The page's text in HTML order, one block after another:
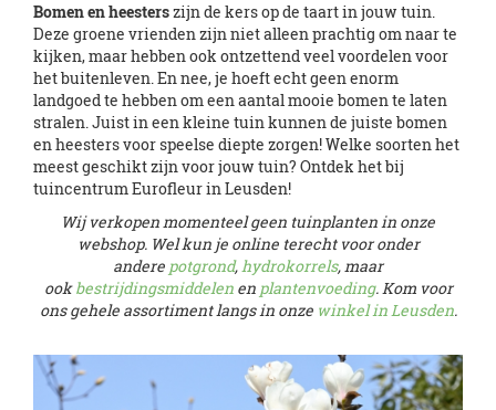
Bomen en heesterszijn de kers op de taart in jouw tuin.
Deze groene vrienden zijn niet alleen prachtig om naar te
kijken, maar hebben ook ontzettend veel voordelen voor
het buitenleven. En nee, je hoeft echt geen enorm
landgoed te hebben om een aantal mooie bomen te laten
stralen. Juist in een kleine tuin kunnen de juiste bomen
en heesters voor speelse diepte zorgen! Welke soorten het
meest geschikt zijn voor jouw tuin? Ontdek het bij
tuincentrum Eurofleur in Leusden!
Wij verkopen momenteel geen tuinplanten in onze
webshop. Wel kun je online terecht voor onder
andere potgrond,hydrokorrels, maar
ookbestrijdingsmiddelenen plantenvoeding. Kom voor
ons gehele assortiment langs in onze winkel in Leusden.